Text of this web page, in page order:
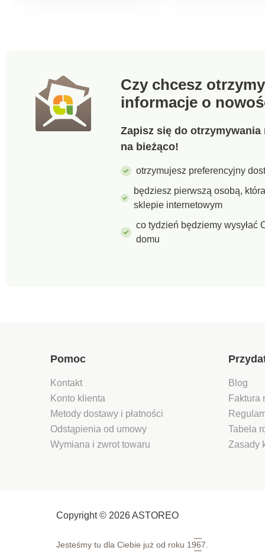
Czy chcesz
informacje o
Zapisz się do otrzymywania
na bieżąco!
otrzymujesz preferencyjny
będziesz pierwszą osobą,
sklepie internetowym
co tydzień będziemy wysyłać
domu
Pomoc
Kontakt
Konto klienta
Metody dostawy i płatności
Odstąpienia od umowy
Wymiana i zwrot towaru
Blog
Faktura
Tabela
Zasady
Copyright © 2026 ASTOREO
Jesteśmy tu dla Ciebie już od roku 1967.